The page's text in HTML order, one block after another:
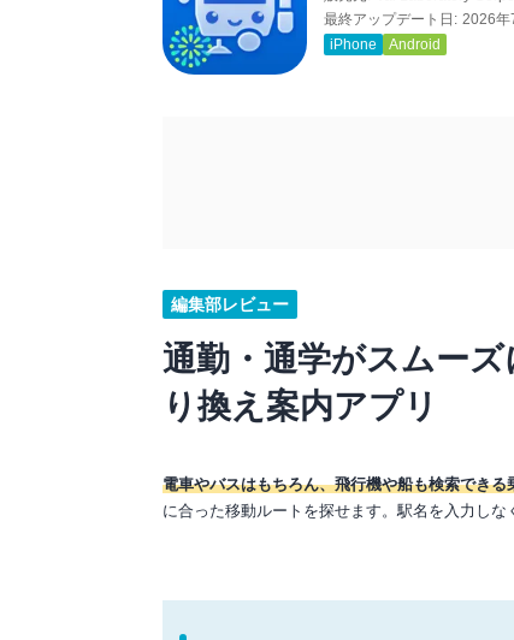
最終アップデート日: 2026年
iPhone
Android
編集部レビュー
通勤・通学がスムー
り換え案内アプリ
電車やバスはもちろん、飛行機や船も検索できる
に合った移動ルートを探せます。駅名を入力し